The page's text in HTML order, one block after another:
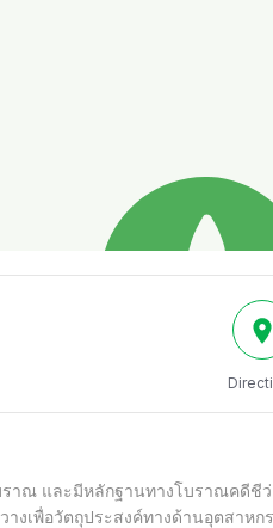
าณ และมีหลักฐานทางโบราณคดีชี
งเพื่อวัตถุประสงค์ทางด้านอุตสา